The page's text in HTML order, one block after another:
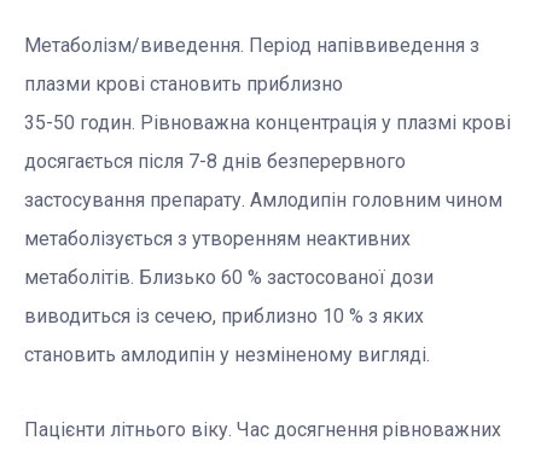
Метаболізм/виведення. Період напіввиведення з
плазми крові становить приблизно
35-50 годин. Рівноважна концентрація у плазмі крові
досягається після 7-8 днів безперервного
застосування препарату. Амлодипін головним чином
метаболізується з утворенням неактивних
метаболітів. Близько 60 % застосованої дози
виводиться із сечею, приблизно 10 % з яких
становить амлодипін у незміненому вигляді.
Пацієнти літнього віку. Час досягнення рівноважних